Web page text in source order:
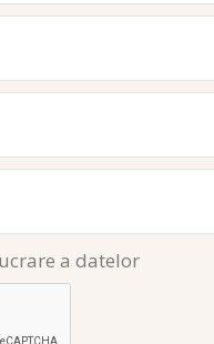
a datelor